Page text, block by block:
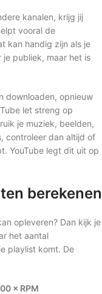
kanalen, krijg jij
vooral de
kan handig zijn als je
publiek, maar het is
downloaden, opnieuw
let streng op
je muziek, beelden,
controleer dan altijd of
YouTube legt dit uit op
berekenen
opleveren? Dan kijk je
het aantal
playlist komt. De
× RPM